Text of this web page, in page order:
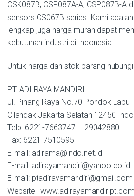
CSK087B, CSP087A-A, CSP087B-A
sensors CS067B series. Kami
lengkap juga harga murah dapat
kebutuhan industri di Indonesia.
Untuk harga dan stok barang
PT. ADI RAYA MANDIRI
Jl. Pinang Raya No.70 Pondok Labu
Cilandak Jakarta Selatan 12450
Telp: 6221-7663747 – 29042880
Fax: 6221-7510595
E-mail: adirama@indo.net.id
E-mail: adirayamandiri@yahoo.co.id
E-mail: ptadirayamandiri@gmail.com
Website : www.adirayamandiript.com